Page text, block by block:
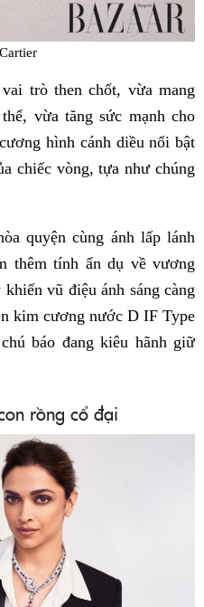
trò then chốt, vừa mang
vừa tăng sức mạnh cho
hình cánh diều nổi bật
chiếc vòng, tựa như chúng
quyện cùng ánh lấp lánh
thêm tính ẩn dụ về vương
vũ điệu ánh sáng càng
kim cương nước D IF Type
báo đang kiêu hãnh giữ
rồng cổ đại